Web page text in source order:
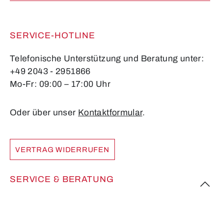
SERVICE-HOTLINE
Telefonische Unterstützung und Beratung unter:
+49 2043 - 2951866
Mo-Fr: 09:00 – 17:00 Uhr
Oder über unser Kontaktformular.
VERTRAG WIDERRUFEN
SERVICE & BERATUNG